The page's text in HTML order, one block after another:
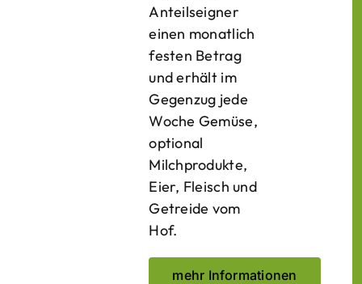
Anteilseigner
einen monatlich
festen Betrag
und erhält im
Gegenzug jede
Woche Gemüse,
optional
Milchprodukte,
Eier, Fleisch und
Getreide vom
Hof.
mehr Informationen